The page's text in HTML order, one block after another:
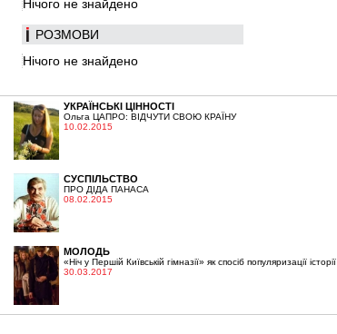
Нічого не знайдено
РОЗМОВИ
Нічого не знайдено
УКРАЇНСЬКІ ЦІННОСТІ
Ольга ЦАПРО: ВІДЧУТИ СВОЮ КРАЇНУ
10.02.2015
СУСПІЛЬСТВО
ПРО ДІДА ПАНАСА
08.02.2015
МОЛОДЬ
«Ніч у Першій Київській гімназії» як спосіб популяризації історії
30.03.2017